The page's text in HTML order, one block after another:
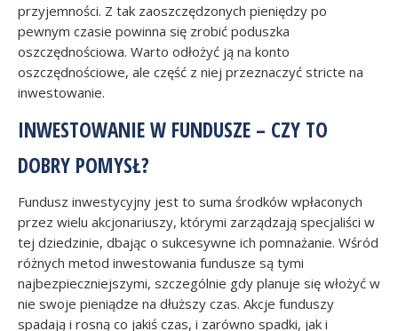
przyjemności. Z tak zaoszczędzonych pieniędzy po
pewnym czasie powinna się zrobić poduszka
oszczędnościowa. Warto odłożyć ją na konto
oszczędnościowe, ale część z niej przeznaczyć stricte na
inwestowanie.
INWESTOWANIE W FUNDUSZE – CZY TO
DOBRY POMYSŁ?
Fundusz inwestycyjny jest to suma środków wpłaconych
przez wielu akcjonariuszy, którymi zarządzają specjaliści w
tej dziedzinie, dbając o sukcesywne ich pomnażanie. Wśród
różnych metod inwestowania fundusze są tymi
najbezpieczniejszymi, szczególnie gdy planuje się włożyć w
nie swoje pieniądze na dłuższy czas. Akcje funduszy
spadają i rosną co jakiś czas, i zarówno spadki, jak i